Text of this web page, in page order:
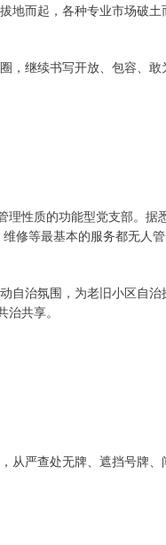
地而起，各种专业市场破
继续书写开放、包容、敢
理性质的功能型党支部。据
修等最基本的服务都无人
自治氛围，为老旧小区自
共享。
从严查处无牌、遮挡号牌